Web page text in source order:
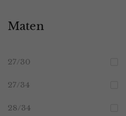
Maten
27/30
27/34
28/34